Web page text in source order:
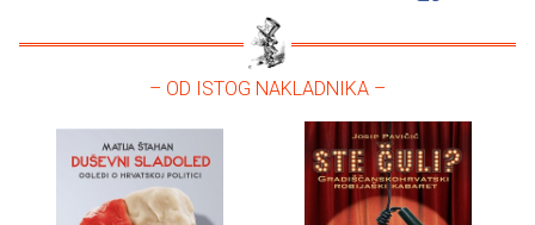
– OD ISTOG NAKLADNIKA –